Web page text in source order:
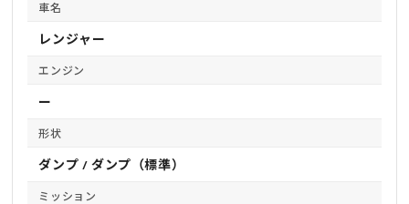
車名
レンジャー
エンジン
ー
形状
ダンプ / ダンプ（標準）
ミッション